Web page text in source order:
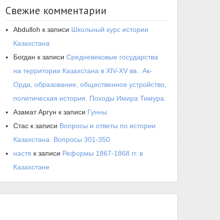
Свежие комментарии
Abdulloh к записи Школьный курс истории
Казахстана
Богдан к записи Средневековые государства
на территории Казахстана в XIV-XV вв.. Ак-
Орда, образование, общественное устройство,
политическая история. Походы Имира Тимура.
Азамат Аргун к записи Гунны
Стас к записи Вопросы и ответы по истории
Казахстана. Вопросы 301-350
настя к записи Реформы 1867-1868 гг. в
Казахстане